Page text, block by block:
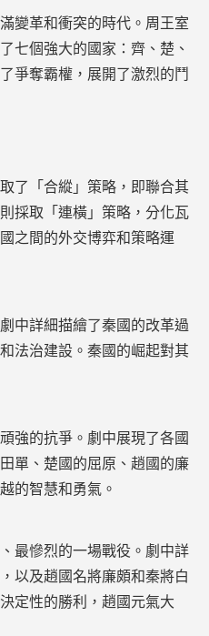
變革和衝突的時代。周王室
七個強大的國家：齊、楚、
爭奪霸權，展開了激烈的鬥
了「合縱」策略，即聯合其
採取「連橫」策略，分化瓦
之間的外交博弈和策略運
中詳細描繪了秦國的改革過
法治建設。秦國的崛起對其
強的抗爭。劇中展現了各國
單、楚國的屈原、趙國的廉
的智慧和勇氣。
最慘烈的一場戰役。劇中詳
以及趙國名將廉頗和秦將白
定性的勝利，趙國元氣大